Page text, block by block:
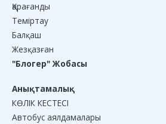
Қарағанды
Теміртау
Балқаш
Жезқазған
"Блогер" Жобасы
Анықтамалық
КӨЛІК КЕСТЕСІ
Автобус аялдамалары